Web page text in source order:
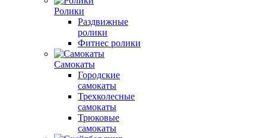
Ролики
Раздвижные
ролики
Фитнес ролики
Самокаты
Городские
самокаты
Трехколесные
самокаты
Трюковые
самокаты